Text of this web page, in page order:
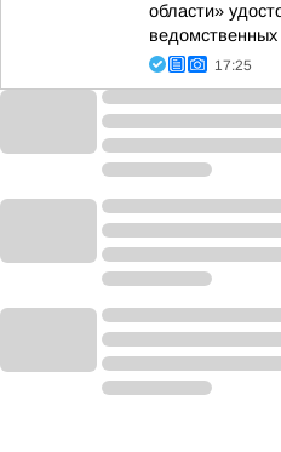
области»
ведомственных
17:25